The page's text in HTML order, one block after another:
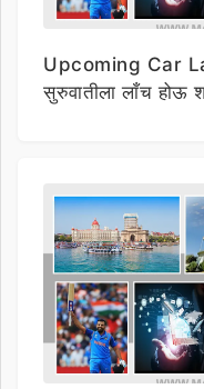
Upcoming Car
सुरुवातीला लाँच होऊ